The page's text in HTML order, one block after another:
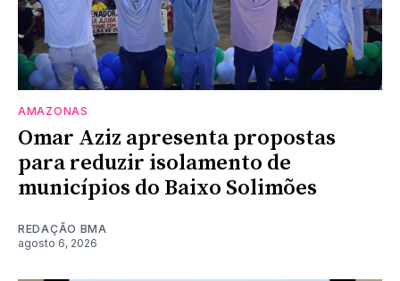
AMAZONAS
Omar Aziz apresenta propostas
para reduzir isolamento de
municípios do Baixo Solimões
REDAÇÃO BMA
agosto 6, 2026